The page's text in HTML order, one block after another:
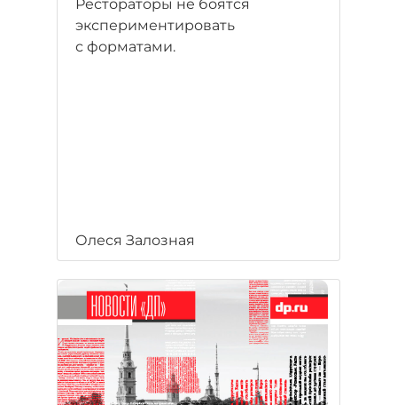
Рестораторы не боятся
экспериментировать
с форматами.
Олеся Залозная